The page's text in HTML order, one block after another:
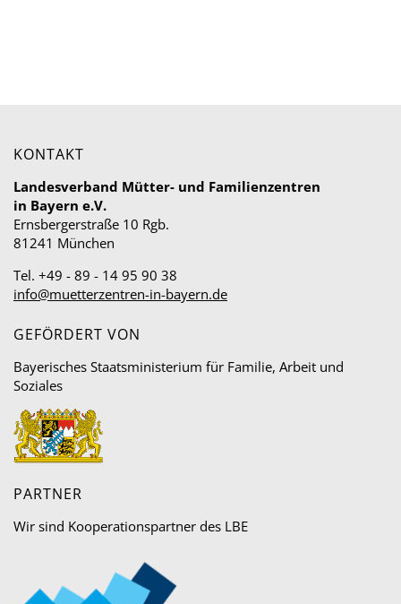
KONTAKT
Landesverband Mütter- und Familienzentren
in Bayern e.V.
Ernsbergerstraße 10 Rgb.
81241 München
Tel. +49 - 89 - 14 95 90 38
info@muetterzentren-in-bayern.de
GEFÖRDERT VON
Bayerisches Staatsministerium für Familie, Arbeit und
Soziales
PARTNER
Wir sind Kooperationspartner des LBE